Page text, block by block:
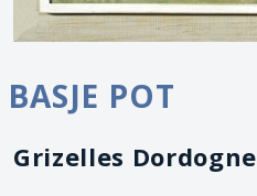
BASJE POT
Grizelles Dordogne